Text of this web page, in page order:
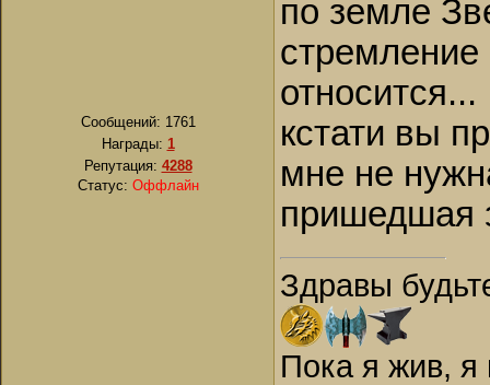
Сообщений: 1761
Награды: 1
Репутация: 4288
Статус: Оффлайн
по земле
относится...
кстати вы
мне не
пришедшая
Здравы
Пока я жив, я